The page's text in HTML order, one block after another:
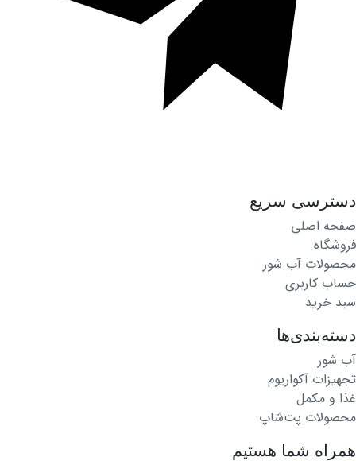
دسترسی سریع
صفحه اصلی
فروشگاه
محصولات آب شور
حساب کاربری
سبد خرید
دسته‌بندی‌ها
آب شور
تجهیزات آکواریوم
غذا و مکمل
محصولات پت‌شاپ
همراه شما هستیم